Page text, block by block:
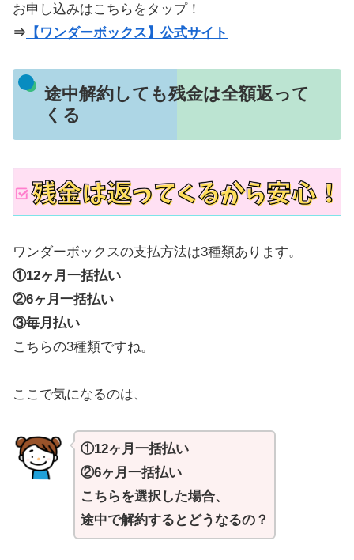
お申し込みはこちらをタップ！
⇒ 【ワンダーボックス】公式サイト
途中解約しても残金は全額返って
くる
ワンダーボックスの支払方法は3種類あります。
①12ヶ月一括払い
②6ヶ月一括払い
③毎月払い
こちらの3種類ですね。
ここで気になるのは、
①12ヶ月一括払い
②6ヶ月一括払い
こちらを選択した場合、
途中で解約するとどうなるの？